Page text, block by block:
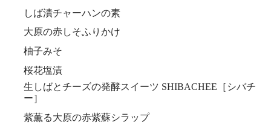
しば漬チャーハンの素
大原の赤しそふりかけ
柚子みそ
桜花塩漬
生しばとチーズの発酵スイーツ SHIBACHEE［シバチ
ー］
紫薫る大原の赤紫蘇シラップ